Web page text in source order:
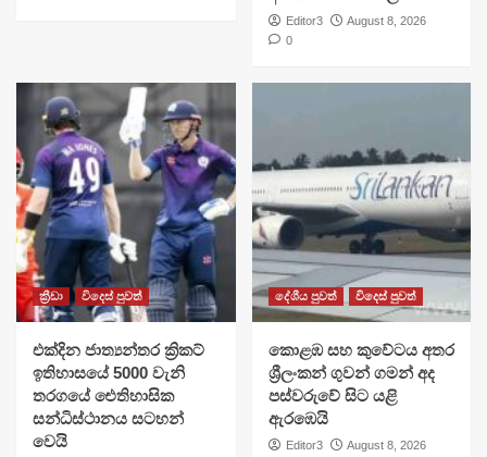
Editor3
August 8, 2026
0
ක්‍රීඩා විදෙස් පුවත්
එක්දින ජාත්‍යන්තර ක්‍රිකට්
ඉතිහාසයේ 5000 වැනි
තරගයේ ඓතිහාසික
සන්ධිස්ථානය සටහන්
වෙයි
දේශීය පුවත් විදෙස් පුවත්
​කොළඹ සහ කුවේටය අතර
ශ්‍රීලංකන් ගුවන් ගමන් අද
පස්වරුවේ සිට යළි
ඇරඹෙයි
Editor3
August 8, 2026